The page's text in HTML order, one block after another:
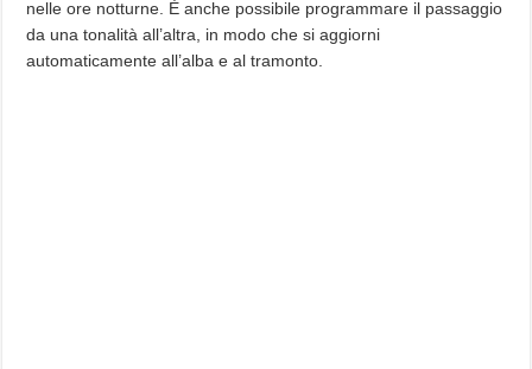
nelle ore notturne. È anche possibile programmare il passaggio
da una tonalità all’altra, in modo che si aggiorni
automaticamente all’alba e al tramonto.